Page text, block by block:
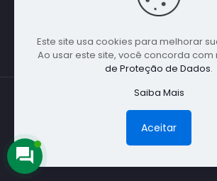
Qualquer Parte do Brasil - (11)
Este site usa cookies para melhorar
Ao usar este site, você concorda com
de Proteção de Dados.
Saiba Mais
Aceitar